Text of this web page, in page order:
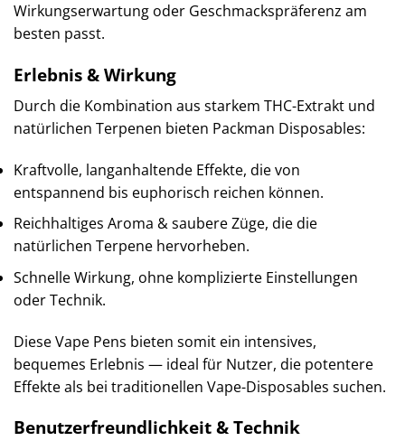
Wirkungserwartung oder Geschmackspräferenz am
besten passt.
Erlebnis & Wirkung
Durch die Kombination aus starkem THC-Extrakt und
natürlichen Terpenen bieten Packman Disposables:
Kraftvolle, langanhaltende Effekte, die von
entspannend bis euphorisch reichen können.
Reichhaltiges Aroma & saubere Züge, die die
natürlichen Terpene hervorheben.
Schnelle Wirkung, ohne komplizierte Einstellungen
oder Technik.
Diese Vape Pens bieten somit ein intensives,
bequemes Erlebnis — ideal für Nutzer, die potentere
Effekte als bei traditionellen Vape-Disposables suchen.
Benutzerfreundlichkeit & Technik